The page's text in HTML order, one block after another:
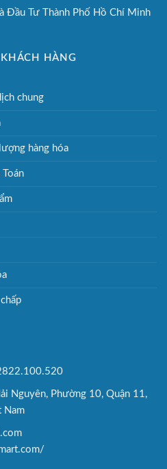
Đầu Tư Thành Phố Hồ Chí Minh
HÀNG
chung
hàng hóa
Nguyên, Phường 10, Quận 11,
Nam